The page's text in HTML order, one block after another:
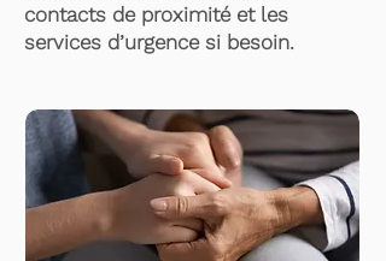
contacts de proximité et les
services d’urgence si besoin.